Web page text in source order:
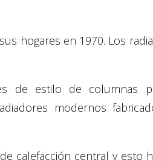
hogares en 1970. Los
de estilo de columnas
modernos
calefacción central y esto